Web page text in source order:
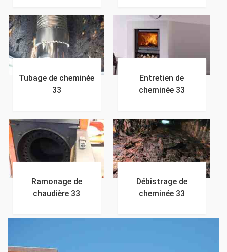
Tubage de cheminée
33
Entretien de
cheminée 33
Ramonage de
chaudière 33
Débistrage de
cheminée 33